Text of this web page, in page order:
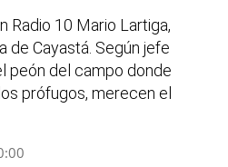
Radio 10 Mario Lartiga,
de Cayastá. Según jefe
peón del campo donde
prófugos, merecen el